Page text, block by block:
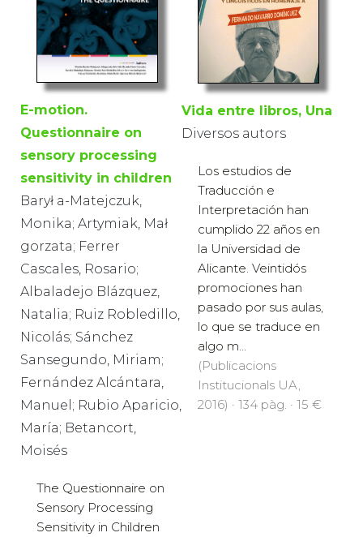
E-motion.
Questionnaire on
sensory processing
sensitivity in children
Barył a-Matejczuk,
Monika; Artymiak, Mał
gorzata; Ferrer
Cascales, Rosario;
Albaladejo Blázquez,
Natalia; Ruiz Robledillo,
Nicolás; Sánchez
Sansegundo, Miriam;
Fernández Alcántara,
Manuel; Rubio Aparicio,
María; Betancort,
Moisés
The Questionnaire on
Sensory Processing
Sensitivity in Children
Vida entre libros, Una
Diversos autors
Los estudios de
Traducción e
Interpretación han
cumplido 22 años en
la Universidad de
Alicante. Veintidós
promociones han
pasado por sus aulas,
lo que se traduce en
algo m...
(Publicacions
Institucionals UA,
2016) · 134 pàg. · 15 €